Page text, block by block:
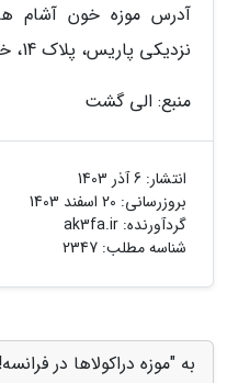
آدرس موزه خون آشام
نزدیکی پاریس، پلاک 14، خیابان جولز دیوید
منبع: الی گشت
انتشار: 6 آذر 1403
بروزرسانی: 20 اسفند 1403
گردآورنده: ak3fa.ir
شناسه مطلب: 2347
به "موزه دراکولاها در